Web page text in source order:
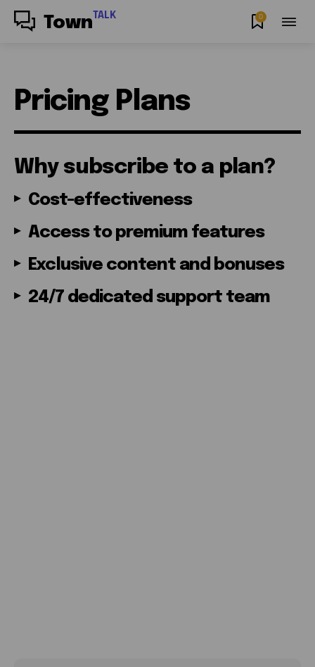
Town TALK 0
Pricing Plans
Why subscribe to a plan?
Cost-effectiveness
Access to premium features
Exclusive content and bonuses
24/7 dedicated support team